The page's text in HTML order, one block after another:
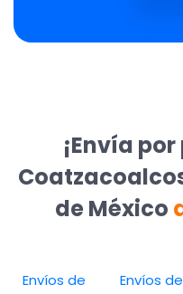
¡Envía
de México
Envíos de
Envíos de